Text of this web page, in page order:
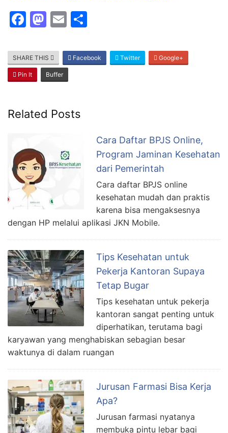
F
c
e
b
o
M
st
o
d
n
E
ai
l
ar
e
SHARE THIS Facebook Twitter Google+
Pin It Buffer
Related Posts
Cara Daftar BPJS Online,
Program Jaminan Kesehatan
dari Pemerintah
Cara daftar BPJS online
kesehatan mudah dan praktis
karena bisa mengaksesnya
dengan HP melalui aplikasi JKN Mobile.
Tips Kesehatan untuk
Pekerja Kantoran Supaya
Tetap Bugar
Tips kesehatan untuk pekerja
kantoran sangat penting untuk
diperhatikan, terutama bagi
karyawan yang menghabiskan sebagian besar
waktunya di dalam ruangan
Jurusan Farmasi Bisa Kerja
Apa?
Jurusan farmasi nyatanya
membuka pintu lebar bagi